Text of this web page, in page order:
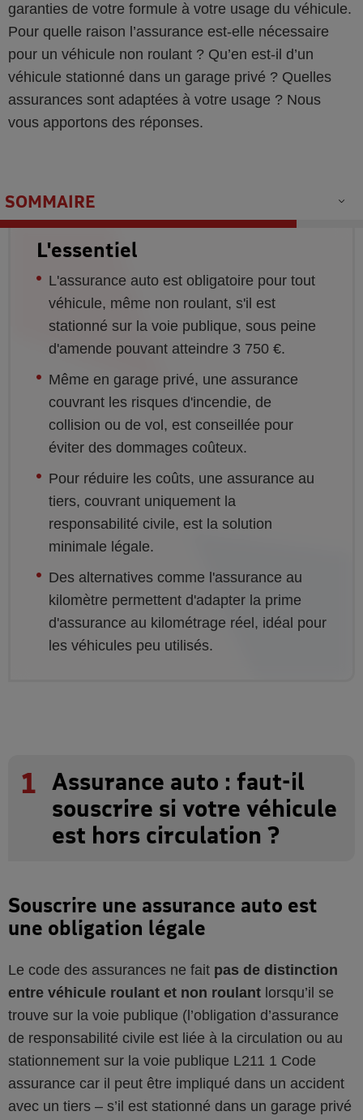
garanties de votre formule à votre usage du véhicule.
Pour quelle raison l’assurance est-elle nécessaire
pour un véhicule non roulant ? Qu’en est-il d’un
véhicule stationné dans un garage privé ? Quelles
assurances sont adaptées à votre usage ? Nous
vous apportons des réponses.
SOMMAIRE
L'essentiel
L'assurance auto est obligatoire pour tout
véhicule, même non roulant, s'il est
stationné sur la voie publique, sous peine
d'amende pouvant atteindre 3 750 €.
Même en garage privé, une assurance
couvrant les risques d'incendie, de
collision ou de vol, est conseillée pour
éviter des dommages coûteux.
Pour réduire les coûts, une assurance au
tiers, couvrant uniquement la
responsabilité civile, est la solution
minimale légale.
Des alternatives comme l'assurance au
kilomètre permettent d'adapter la prime
d'assurance au kilométrage réel, idéal pour
les véhicules peu utilisés.
1
Assurance auto : faut-il
souscrire si votre véhicule
est hors circulation ?
Souscrire une assurance auto est
une obligation légale
Le code des assurances ne fait pas de distinction
entre véhicule roulant et non roulant lorsqu’il se
trouve sur la voie publique (l’obligation d’assurance
de responsabilité civile est liée à la circulation ou au
stationnement sur la voie publique L211 1 Code
assurance car il peut être impliqué dans un accident
avec un tiers – s’il est stationné dans un garage privé